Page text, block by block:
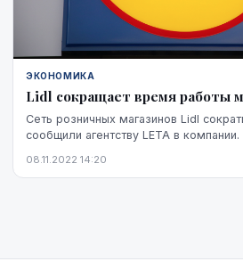
ЭКОНОМИКА
Lidl сокращает время работы
Сеть розничных магазинов Lidl
сообщили агентству LETA в компании.
08.11.2022 14:20